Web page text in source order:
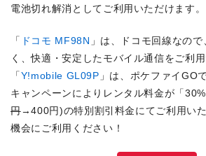
電池切れ解消としてご利用いただけます。
「 ドコモ MF98N 」は、ドコモ回線なの
く、快適・安定したモバイル通信をご利用
「Y!mobile GL09P 」は、ポケファイGO
キャンペーンによりレンタル料金が「
円→400円)の特別割引料金にてご利用い
機会にご利用ください！